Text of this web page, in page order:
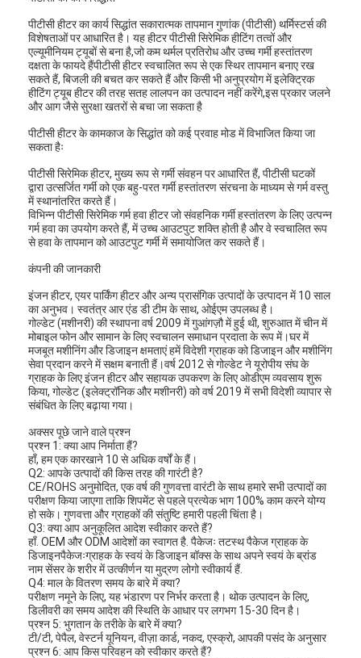
पीटीसी हीटर का कार्य सिद्धांत सकारात्मक तापमान गुणांक (पीटीसी) थर्मिस्टर्स की
विशेषताओं पर आधारित है। यह हीटर पीटीसी सिरेमिक हीटिंग तत्वों और
एल्यूमीनियम ट्यूबों से बना है,जो कम थर्मल प्रतिरोध और उच्च गर्मी हस्तांतरण
दक्षता के फायदे हैंपीटीसी हीटर स्वचालित रूप से एक स्थिर तापमान बनाए रख
सकते हैं, बिजली की बचत कर सकते हैं और किसी भी अनुप्रयोग में इलेक्ट्रिक
हीटिंग ट्यूब हीटर की तरह सतह लालपन का उत्पादन नहीं करेंगे,इस प्रकार जलने
और आग जैसे सुरक्षा खतरों से बचा जा सकता है
पीटीसी हीटर के कामकाज के सिद्धांत को कई प्रवाह मोड में विभाजित किया जा
सकता हैः
पीटीसी सिरेमिक हीटर, मुख्य रूप से गर्मी संवहन पर आधारित हैं, पीटीसी घटकों
द्वारा उत्सर्जित गर्मी को एक बहु-परत गर्मी हस्तांतरण संरचना के माध्यम से गर्म वस्तु
में स्थानांतरित करते हैं।
विभिन्न पीटीसी सिरेमिक गर्म हवा हीटर जो संवहनिक गर्मी हस्तांतरण के लिए उत्पन्न
गर्म हवा का उपयोग करते हैं, में उच्च आउटपुट शक्ति होती है और वे स्वचालित रूप
से हवा के तापमान को आउटपुट गर्मी में समायोजित कर सकते हैं।
कंपनी की जानकारी
इंजन हीटर, एयर पार्किंग हीटर और अन्य प्रासंगिक उत्पादों के उत्पादन में 10 साल
का अनुभव। स्वतंत्र आर एंड डी टीम के साथ, ओईएम उपलब्ध है।
गोल्डेट (मशीनरी) की स्थापना वर्ष 2009 में गुआंगज़ौ में हुई थी, शुरुआत में चीन में
मोबाइल फोन और सामान के लिए स्वचालन समाधान प्रदाता के रूप में।घर में
मजबूत मशीनिंग और डिजाइन क्षमताएं हमें विदेशी ग्राहक को डिजाइन और मशीनिंग
सेवा प्रदान करने में सक्षम बनाती हैं।वर्ष 2012 से गोल्डेट ने यूरोपीय संघ के
ग्राहक के लिए इंजन हीटर और सहायक उपकरण के लिए ओडीएम व्यवसाय शुरू
किया, गोल्डेट (इलेक्ट्रॉनिक और मशीनरी) को वर्ष 2019 में सभी विदेशी व्यापार से
संबंधित के लिए बढ़ाया गया।
अक्सर पूछे जाने वाले प्रश्न
प्रश्न 1: क्या आप निर्माता हैं?
हाँ, हम एक कारखाने 10 से अधिक वर्षों के हैं।
Q2: आपके उत्पादों की किस तरह की गारंटी है?
CE/ROHS अनुमोदित, एक वर्ष की गुणवत्ता वारंटी के साथ हमारे सभी उत्पादों का
परीक्षण किया जाएगा ताकि शिपमेंट से पहले प्रत्येक भाग 100% काम करने योग्य
हो सके। गुणवत्ता और ग्राहकों की संतुष्टि हमारी पहली चिंता है।
Q3: क्या आप अनुकूलित आदेश स्वीकार करते हैं?
हाँ. OEM और ODM आदेशों का स्वागत है. पैकेजः तटस्थ पैकेज ग्राहक के
डिजाइनपैकेजःग्राहक के स्वयं के डिजाइन बॉक्स के साथ अपने स्वयं के ब्रांड
नाम सेंसर के शरीर में उत्कीर्णन या मुद्रण लोगो स्वीकार्य हैं.
Q4: माल के वितरण समय के बारे में क्या?
परीक्षण नमूने के लिए, यह भंडारण पर निर्भर करता है। थोक उत्पादन के लिए,
डिलीवरी का समय आदेश की स्थिति के आधार पर लगभग 15-30 दिन है।
प्रश्न 5: भुगतान के तरीके के बारे में क्या?
टी/टी, पेपैल, वेस्टर्न यूनियन, वीज़ा कार्ड, नकद, एस्क्रो, आपकी पसंद के अनुसार
प्रश्न 6: आप किस परिवहन को स्वीकार करते हैं?